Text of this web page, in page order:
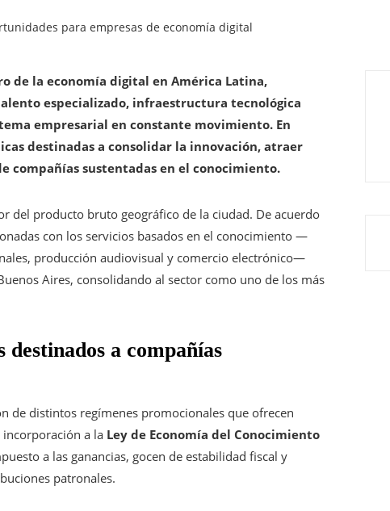
para empresas de economía digital
de la economía digital en América Latina,
especializado, infraestructura tecnológica
empresarial en constante movimiento. En
destinadas a consolidar la innovación, atraer
compañías sustentadas en el conocimiento.
del producto bruto geográfico de la ciudad. De acuerdo
con los servicios basados en el conocimiento —
producción audiovisual y comercio electrónico—
Aires, consolidando al sector como uno de los más
destinados a compañías
de distintos regímenes promocionales que ofrecen
a la Ley de Economía del Conocimiento
a las ganancias, gocen de estabilidad fiscal y
patronales.